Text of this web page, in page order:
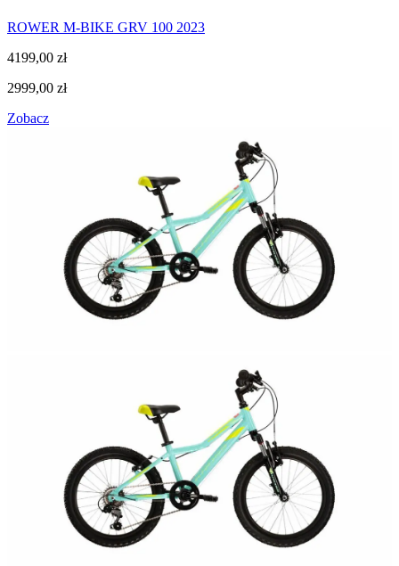
ROWER M-BIKE GRV 100 2023
4199,00 zł
2999,00 zł
Zobacz